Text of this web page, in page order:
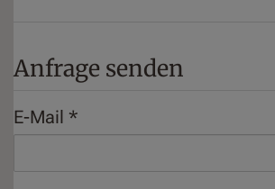
Anfrage senden
E-Mail